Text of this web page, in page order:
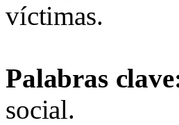
víctimas.
Palabras
social.